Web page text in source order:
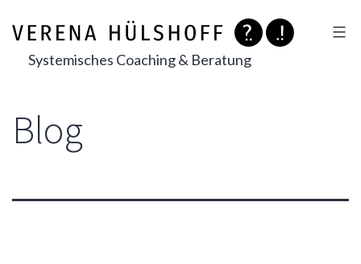
Inhalt
springenSystemisches Coaching & Beratung
Blog